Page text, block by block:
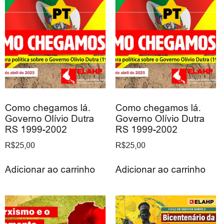
Como chegamos lá.
Governo Olívio Dutra
RS 1999-2002
R$25,00
Adicionar ao carrinho
Como chegamos lá.
Governo Olívio Dutra
RS 1999-2002
R$25,00
Adicionar ao carrinho